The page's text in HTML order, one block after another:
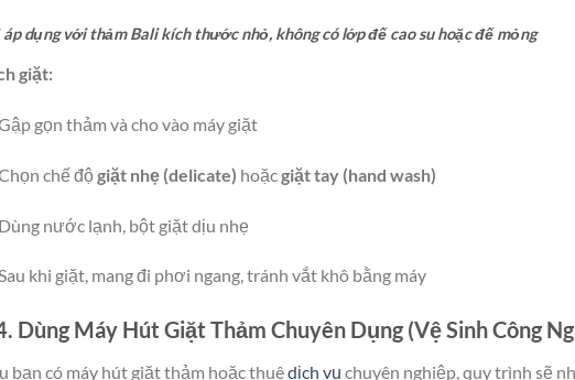
áp dụng với thảm Bali kích thước nhỏ, không có lớp đế cao su hoặc đế mỏng
giặt:
gọn thảm và cho vào máy giặt
chế độgiặt nhẹ (delicate) hoặcgiặt tay (hand wash)
Dùng nước lạnh, bột giặt dịu nhẹ
khi giặt, mang đi phơi ngang, tránh vắt khô bằng máy
Dùng Máy Hút Giặt Thảm Chuyên Dụng (Vệ Sinh Công
bạn có máy hút giặt thảm hoặc thuêdịch vụ chuyên nghiệp, quy trình sẽ